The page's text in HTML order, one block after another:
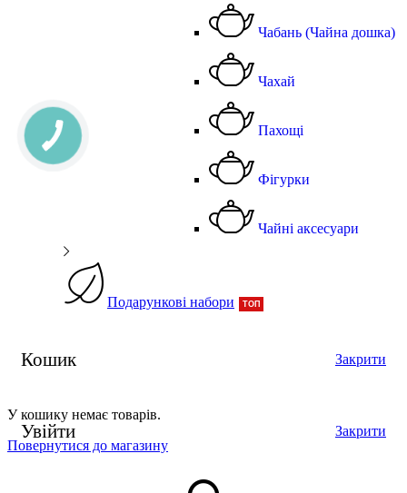
Чабань (Чайна дошка)
Чахай
Пахощі
Фігурки
Чайні аксесуари
Подарункові набори ТОП
Кошик Закрити
У кошику немає товарів.
Повернутися до магазину
Увійти Закрити